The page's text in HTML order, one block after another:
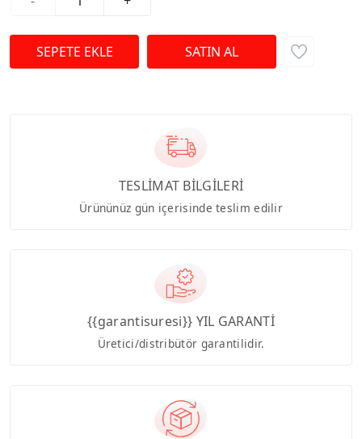
TESLİMAT BİLGİLERİ
Ürününüz gün içerisinde teslim edilir
{{garantisuresi}} YIL GARANTİ
Üretici/distribütör garantilidir.